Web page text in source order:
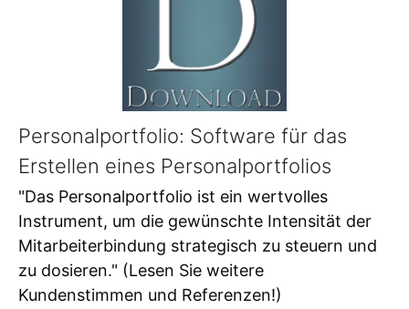
Personalportfolio: Software für das
Erstellen eines Personalportfolios
"Das Personalportfolio ist ein wertvolles
Instrument, um die gewünschte Intensität der
Mitarbeiterbindung strategisch zu steuern und
zu dosieren." (Lesen Sie weitere
Kundenstimmen und Referenzen!)